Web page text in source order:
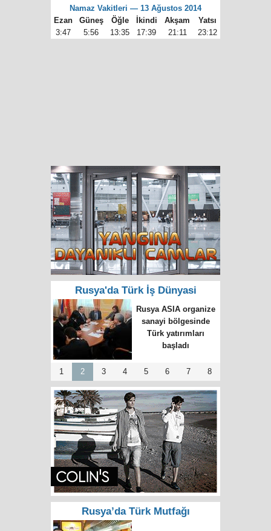
Namaz Vakitleri — 13 Ağustos 2014
Ezan
Güneş Öğle İkindi Akşam
Yatsı
3:47
5:56 13:35 17:39 21:11 23:12
Rusya'da Türk İş Dünyasi
Rusya ASIA organize
sanayi bölgesinde
Türk yatırımları
başladı
1 2 3 4 5 6 7 8
Rusya’da Türk Mutfağı